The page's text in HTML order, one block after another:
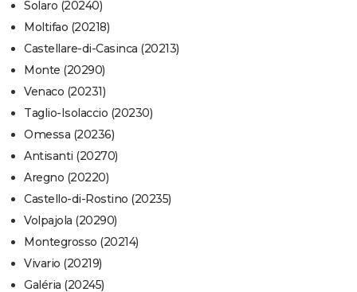
Solaro (20240)
Moltifao (20218)
Castellare-di-Casinca (20213)
Monte (20290)
Venaco (20231)
Taglio-Isolaccio (20230)
Omessa (20236)
Antisanti (20270)
Aregno (20220)
Castello-di-Rostino (20235)
Volpajola (20290)
Montegrosso (20214)
Vivario (20219)
Galéria (20245)